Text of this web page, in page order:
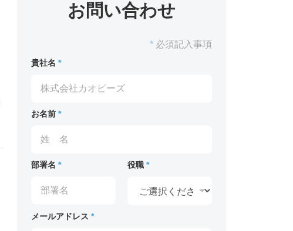
お問い合わせ
* 必須記入事項
貴社名 *
お名前 *
部署名 * 役職 *
メールアドレス *